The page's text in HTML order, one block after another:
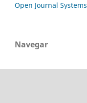
Open Journal Systems
Navegar